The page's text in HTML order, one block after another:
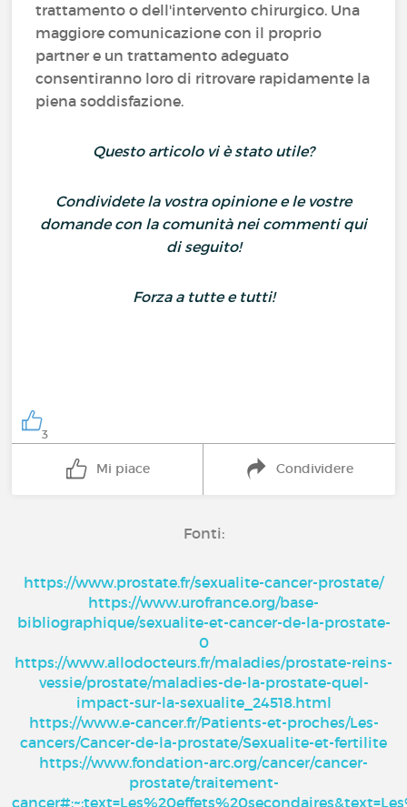
trattamento o dell'intervento chirurgico. Una
maggiore comunicazione con il proprio
partner e un trattamento adeguato
consentiranno loro di ritrovare rapidamente la
piena soddisfazione.
Questo articolo vi è stato utile?
Condividete la vostra opinione e le vostre
domande con la comunità nei commenti qui
di seguito!
Forza a tutte e tutti!
3
Mi piace Condividere
Fonti:
https://www.prostate.fr/sexualite-cancer-prostate/
https://www.urofrance.org/base-
bibliographique/sexualite-et-cancer-de-la-prostate-
0
https://www.allodocteurs.fr/maladies/prostate-reins-
vessie/prostate/maladies-de-la-prostate-quel-
impact-sur-la-sexualite_24518.html
https://www.e-cancer.fr/Patients-et-proches/Les-
cancers/Cancer-de-la-prostate/Sexualite-et-fertilite
https://www.fondation-arc.org/cancer/cancer-
prostate/traitement-